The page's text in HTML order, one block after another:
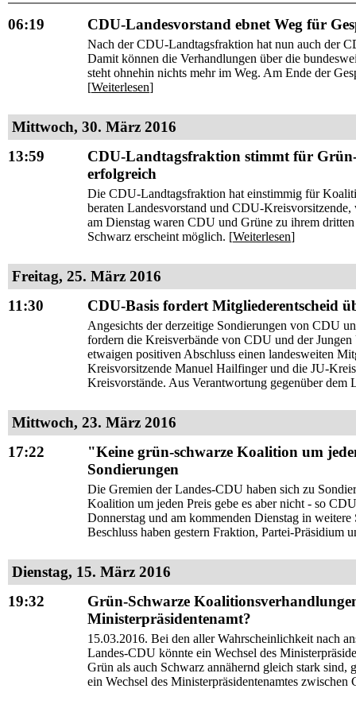
06:19 CDU-Landesvorstand ebnet Weg für
Nach der CDU-Landtagsfraktion hat nun auch der
Damit können die Verhandlungen über die
steht ohnehin nichts mehr im Weg. Am Ende der
[Weiterlesen]
Mittwoch, 30. März 2016
13:59
CDU-Landtagsfraktion stimmt für Grün-
erfolgreich
Die CDU-Landtagsfraktion hat einstimmig für
beraten Landesvorstand und CDU-
am Dienstag waren CDU und Grüne zu ihrem
Schwarz erscheint möglich. [Weiterlesen]
Freitag, 25. März 2016
11:30
CDU-Basis fordert Mitgliederentscheid
Angesichts der derzeitige Sondierungen von CDU
fordern die Kreisverbände von CDU und der
etwaigen positiven Abschluss einen landesweiten
Kreisvorsitzende Manuel Hailfinger und die JU-
Kreisvorstände. Aus Verantwortung gegenüber dem
Mittwoch, 23. März 2016
17:22
"Keine grün-schwarze Koalition um
Sondierungen
Die Gremien der Landes-CDU haben sich zu
Koalition um jeden Preis gebe es aber nicht - so
Donnerstag und am kommenden Dienstag in
Beschluss haben gestern Fraktion, Partei-Präsidium
Dienstag, 15. März 2016
19:32
Grün-Schwarze
Ministerpräsidentenamt?
15.03.2016. Bei den aller Wahrscheinlichkeit nach
Landes-CDU könnte ein Wechsel des
Grün als auch Schwarz annähernd gleich stark sind,
ein Wechsel des Ministerpräsidentenamtes